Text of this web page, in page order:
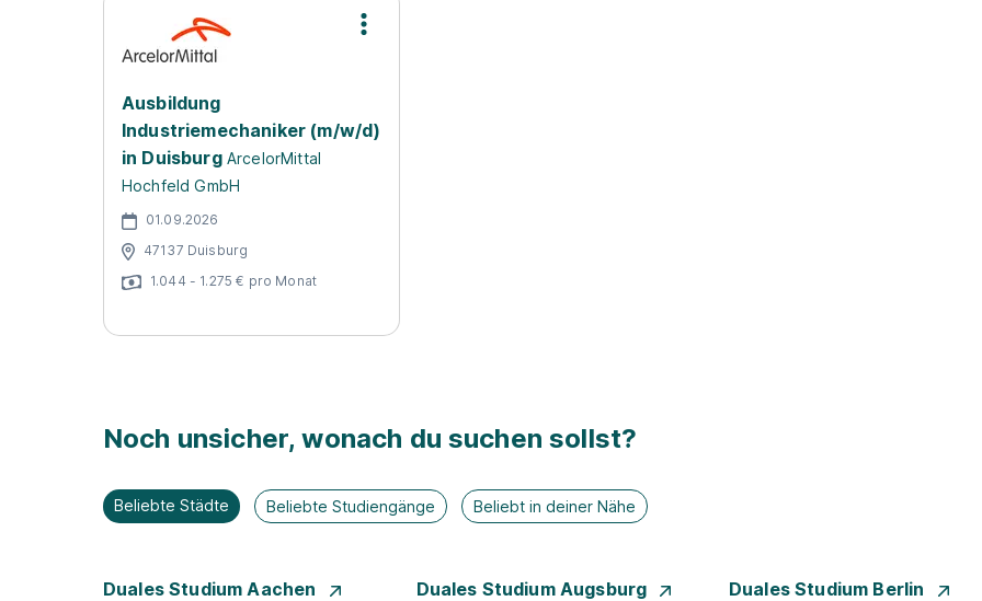
Ausbildung
Industriemechaniker (m/w/d)
in Duisburg ArcelorMittal
Hochfeld GmbH
01.09.2026
47137 Duisburg
1.044 - 1.275 € pro Monat
Noch unsicher, wonach du suchen sollst?
Beliebte Städte Beliebte Studiengänge Beliebt in deiner Nähe
Duales Studium Aachen Duales Studium Augsburg Duales Studium Berlin